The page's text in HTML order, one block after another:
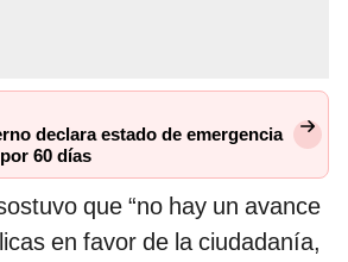
declara estado de emergencia
60 días
que “no hay un avance
en favor de la ciudadanía,